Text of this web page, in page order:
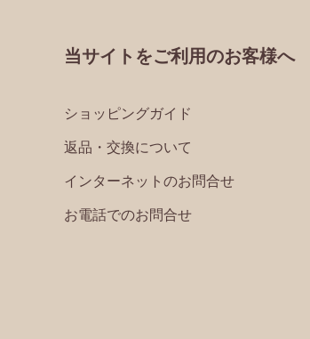
当サイトをご利用のお客様へ
ショッピングガイド
返品・交換について
インターネットのお問合せ
お電話でのお問合せ